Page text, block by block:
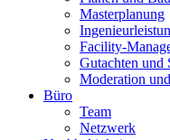
Masterplanung
Facility-
Gutachten und
Moderation
Büro
Team
Netzwerk